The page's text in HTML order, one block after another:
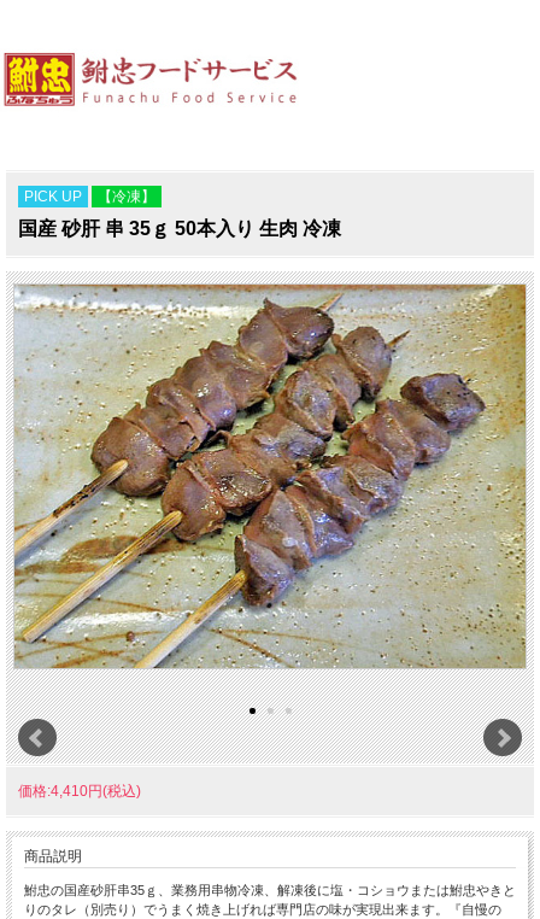
PICK UP 【冷凍】
国産 砂肝 串 35ｇ 50本入り 生肉 冷凍
価格:4,410円(税込)
商品説明
鮒忠の国産砂肝串35ｇ、業務用串物冷凍、解凍後に塩・コショウまたは鮒忠やきと
りのタレ（別売り）でうまく焼き上げれば専門店の味が実現出来ます。『自慢の